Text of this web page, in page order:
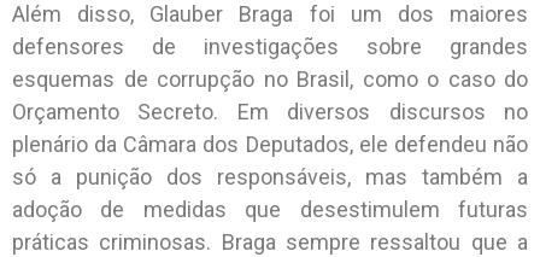
Além disso, Glauber Braga foi um dos maiores
defensores de investigações sobre grandes
esquemas de corrupção no Brasil, como o caso do
Orçamento Secreto. Em diversos discursos no
plenário da Câmara dos Deputados, ele defendeu não
só a punição dos responsáveis, mas também a
adoção de medidas que desestimulem futuras
práticas criminosas. Braga sempre ressaltou que a